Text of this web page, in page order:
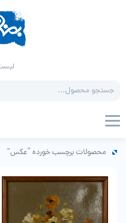
search
محصولات برچسب خورده “عکس”